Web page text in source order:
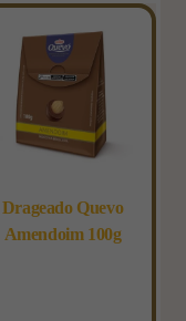
Drageado Quevo
Amendoim 100g